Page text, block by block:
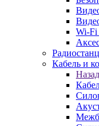
Wi-Fi
Кабель и
Назад